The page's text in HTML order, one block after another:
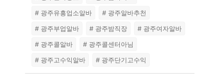
# 광주유흥업소알바
# 광주알바추천
# 광주부업알바
# 광주밤직장
# 광주여자알바
# 광주콜알바
# 광주콜센터아님
# 광주고수익알바
# 광주단기고수익